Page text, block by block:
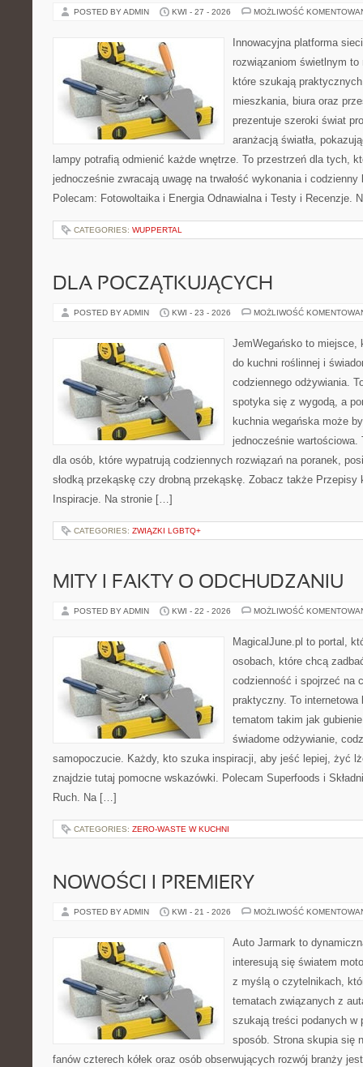
POSTED BY ADMIN KWI - 27 - 2026 MOŻLIWOŚĆ
Innowacyjna platforma
rozwiązaniom świetlnym
które szukają
mieszkania, biura oraz
prezentuje szeroki świat
aranżacją światła,
lampy potrafią odmienić każde wnętrze. To przestrzeń dla tych,
jednocześnie zwracają uwagę na trwałość wykonania i
Polecam: Fotowoltaika i Energia Odnawialna i Testy i Recenzje.
CATEGORIES: WUPPERTAL
DLA POCZĄTKUJĄCYCH
POSTED BY ADMIN KWI - 23 - 2026 MOŻLIWOŚĆ
JemWegańsko to miejsce,
do kuchni roślinnej i
codziennego odżywiania.
spotyka się z wygodą, a
kuchnia wegańska może
jednocześnie wartościowa.
dla osób, które wypatrują codziennych rozwiązań na poranek,
słodką przekąskę czy drobną przekąskę. Zobacz także Przepisy
Inspiracje. Na stronie […]
CATEGORIES: ZWIĄZKI LGBTQ+
MITY I FAKTY O ODCHUDZANIU
POSTED BY ADMIN KWI - 22 - 2026 MOŻLIWOŚĆ
MagicalJune.pl to portal,
osobach, które chcą
codzienność i spojrzeć na
praktyczny. To
tematom takim jak
świadome odżywianie,
samopoczucie. Każdy, kto szuka inspiracji, aby jeść lepiej, żyć
znajdzie tutaj pomocne wskazówki. Polecam Superfoods i
Ruch. Na […]
CATEGORIES: ZERO-WASTE W KUCHNI
NOWOŚCI I PREMIERY
POSTED BY ADMIN KWI - 21 - 2026 MOŻLIWOŚĆ
Auto Jarmark to
interesują się światem
z myślą o czytelnikach,
tematach związanych z
szukają treści podanych w
sposób. Strona skupia się
fanów czterech kółek oraz osób obserwujących rozwój branży